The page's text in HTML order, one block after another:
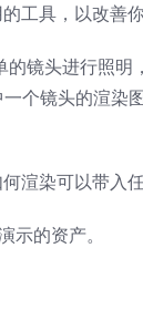
工具，以改善你
镜头进行照明
个镜头的渲
染可以带入
的资产。